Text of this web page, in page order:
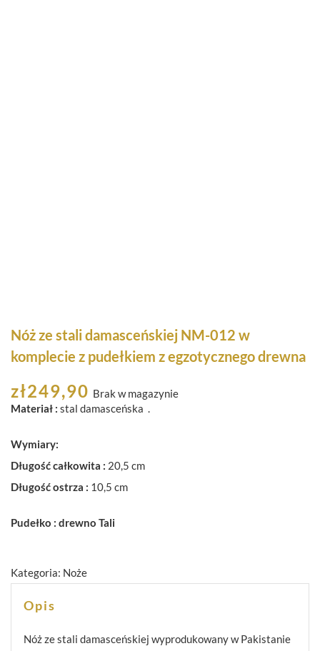
Nóż ze stali damasceńskiej NM-012 w
komplecie z pudełkiem z egzotycznego drewna
zł249,90 Brak w magazynie
Materiał : stal damasceńska .
Wymiary:
Długość całkowita : 20,5 cm
Długość ostrza : 10,5 cm
Pudełko : drewno Tali
Kategoria: Noże
Opis
Nóż ze stali damasceńskiej wyprodukowany w Pakistanie